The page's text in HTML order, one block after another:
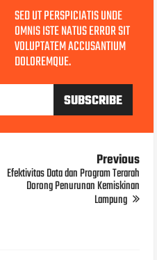
SED UT PERSPICIATIS UNDE
OMNIS ISTE NATUS ERROR SIT
VOLUPTATEM ACCUSANTIUM
DOLOREMQUE.
Previous
Efektivitas Data dan Program Terarah
Dorong Penurunan Kemiskinan
Lampung